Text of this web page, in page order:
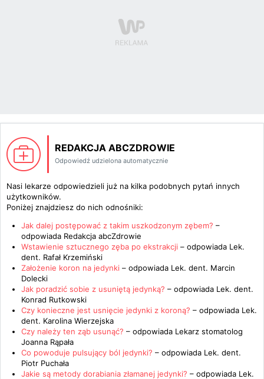
REDAKCJA ABCZDROWIE
Odpowiedź udzielona automatycznie
Nasi lekarze odpowiedzieli już na kilka podobnych pytań innych
użytkowników.
Poniżej znajdziesz do nich odnośniki:
Jak dalej postępować z takim uszkodzonym zębem? –
odpowiada Redakcja abcZdrowie
Wstawienie sztucznego zęba po ekstrakcji – odpowiada Lek.
dent. Rafał Krzemiński
Założenie koron na jedynki – odpowiada Lek. dent. Marcin
Dolecki
Jak poradzić sobie z usuniętą jedynką? – odpowiada Lek. dent.
Konrad Rutkowski
Czy konieczne jest usnięcie jedynki z koroną? – odpowiada Lek.
dent. Karolina Wierzejska
Czy należy ten ząb usunąć? – odpowiada Lekarz stomatolog
Joanna Rąpała
Co powoduje pulsujący ból jedynki? – odpowiada Lek. dent.
Piotr Puchała
Jakie są metody dorabiania złamanej jedynki? – odpowiada Lek.